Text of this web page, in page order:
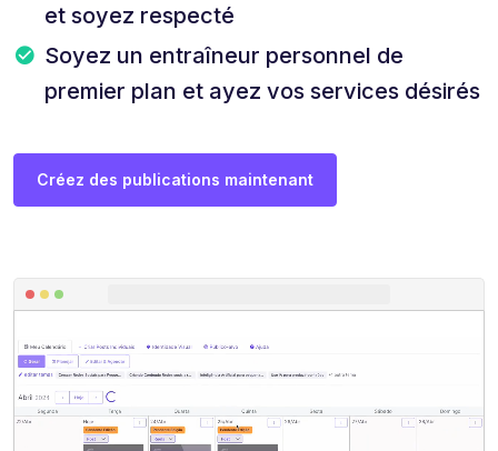
et soyez respecté
Soyez un entraîneur personnel de
premier plan et ayez vos services désirés
Créez des publications maintenant